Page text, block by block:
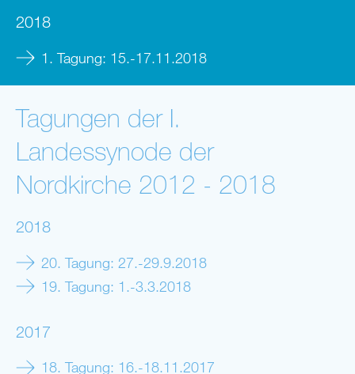
2018
1. Tagung: 15.-17.11.2018
Tagungen der I.
Landessynode der
Nordkirche 2012 - 2018
2018
20. Tagung: 27.-29.9.2018
19. Tagung: 1.-3.3.2018
2017
18. Tagung: 16.-18.11.2017